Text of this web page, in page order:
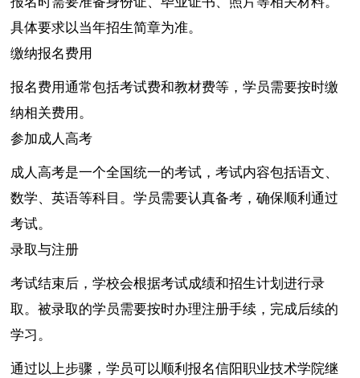
具体要求以当年招生简章为准。
缴纳报名费用
报名费用通常包括考试费和教材费等，学员需要按时缴
纳相关费用。
参加成人高考
成人高考是一个全国统一的考试，考试内容包括语文、
数学、英语等科目。学员需要认真备考，确保顺利通过
考试。
录取与注册
考试结束后，学校会根据考试成绩和招生计划进行录
取。被录取的学员需要按时办理注册手续，完成后续的
学习。
通过以上步骤，学员可以顺利报名信阳职业技术学院继